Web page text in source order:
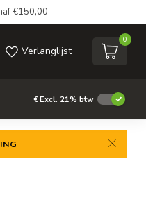
€150,00
Verlanglijst
0
€Excl. 21% btw